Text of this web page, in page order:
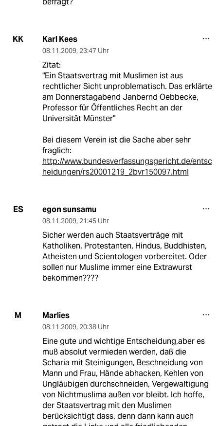
KK Karl Kees
08.11.2009, 23:47 Uhr
Zitat:
"Ein Staatsvertrag mit Muslimen ist aus
rechtlicher Sicht unproblematisch. Das erklärte
am Donnerstagabend Janbernd Oebbecke,
Professor für Öffentliches Recht an der
Universität Münster"
Bei diesem Verein ist die Sache aber sehr
fraglich:
http://www.bundesverfassungsgericht.de/entsc
heidungen/rs20001219_2bvr150097.html
ES egon sunsamu
08.11.2009, 21:45 Uhr
Sicher werden auch Staatsverträge mit
Katholiken, Protestanten, Hindus, Buddhisten,
Atheisten und Scientologen vorbereitet. Oder
sollen nur Muslime immer eine Extrawurst
bekommen????
M Marlies
08.11.2009, 20:38 Uhr
Eine gute und wichtige Entscheidung,aber es
muß absolut vermieden werden, daß die
Scharia mit Steinigungen, Beschneidung von
Mann und Frau, Hände abhacken, Kehlen von
Ungläubigen durchschneiden, Vergewaltigung
von Nichtmuslima außen vor bleibt. Ich hoffe,
der Staatsvertrag mit den Muslimen
berücksichtigt dass, denn dann kann auch